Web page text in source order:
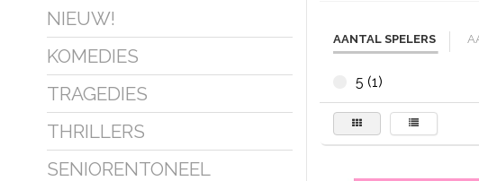
NIEUW!
KOMEDIES
TRAGEDIES
THRILLERS
SENIORENTONEEL
AANTAL SPELERS
5 (1)